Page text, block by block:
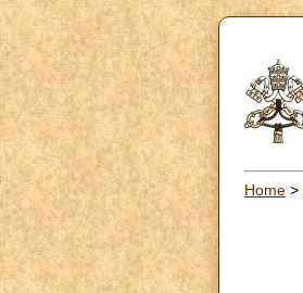
Home >